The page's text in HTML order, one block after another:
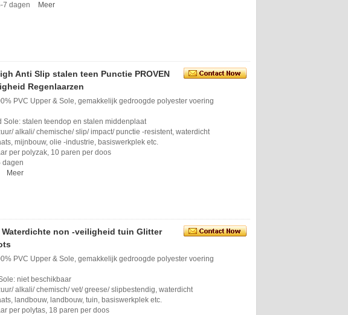
7 dagen
Meer
Anti Slip stalen teen Punctie PROVEN
Regenlaarzen
PVC Upper & Sole, gemakkelijk gedroogde polyester voering
Sole: stalen teendop en stalen middenplaat
alkali/ chemische/ slip/ ​​impact/ punctie -resistent, waterdicht
mijnbouw, olie -industrie, basiswerkplek etc.
per polyzak, 10 paren per doos
dagen
Meer
non -veiligheid tuin Glitter
PVC Upper & Sole, gemakkelijk gedroogde polyester voering
niet beschikbaar
alkali/ chemisch/ vet/ greese/ slipbestendig, waterdicht
landbouw, landbouw, tuin, basiswerkplek etc.
per polytas, 18 paren per doos